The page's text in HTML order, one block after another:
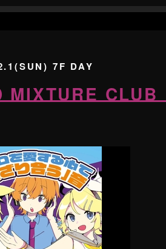
7F DAY
MIXTURE CLUB